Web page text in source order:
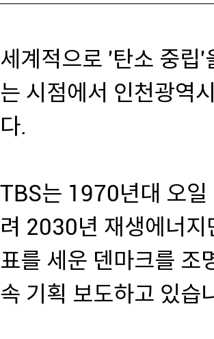
세계적으로 '탄소 중립'
는 시점에서 인천광역
다.
TBS는 1970년대 오일
려 2030년 재생에너
표를 세운 덴마크를 조
속 기획 보도하고 있습